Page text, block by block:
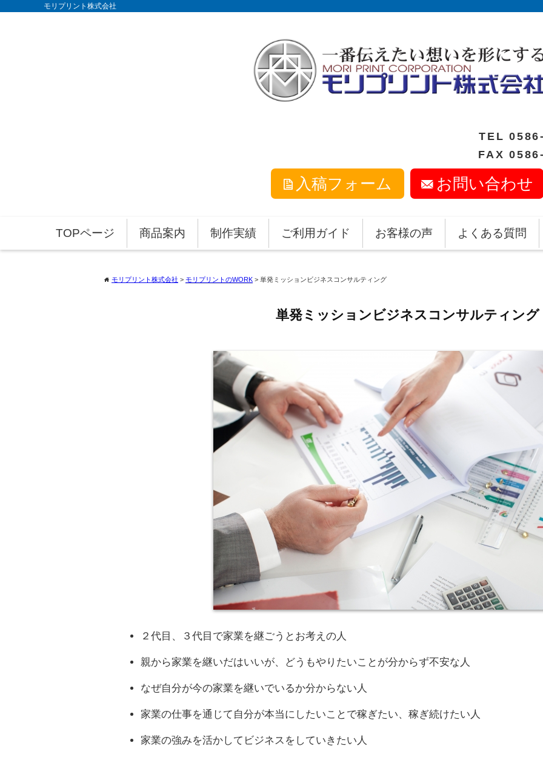
モリプリント株式会社
TEL
FAX
入稿フォーム お問い合わせ
TOPページ 商品案内 制作実績 ご利用ガイド お客様の声 よくある質問
home モリプリント株式会社 > モリプリントのWORK > 単発ミッションビジネスコンサルティング
単発ミッションビジネスコンサルティング
２代目、３代目で家業を継ごうとお考えの人
親から家業を継いだはいいが、どうもやりたいことが分からず不安な人
なぜ自分が今の家業を継いでいるか分からない人
家業の仕事を通じて自分が本当にしたいことで稼ぎたい、稼ぎ続けたい人
家業の強みを活かしてビジネスをしていきたい人